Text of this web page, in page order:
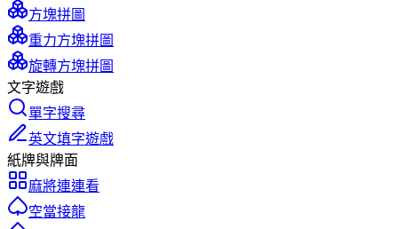
方塊拼圖
重力方塊拼圖
旋轉方塊拼圖
文字遊戲
單字搜尋
英文填字遊戲
紙牌與牌面
麻將連連看
空當接龍